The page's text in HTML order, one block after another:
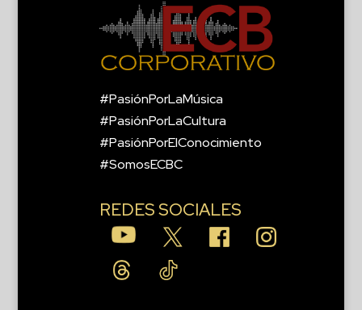
#PasiónPorLaMúsica
#PasiónPorLaCultura
#PasiónPorElConocimiento
#SomosECBC
REDES SOCIALES